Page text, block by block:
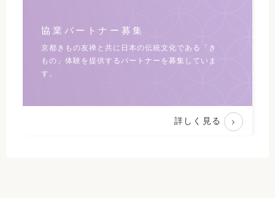
協業パートナー募集
京都きもの友禅と共に日本の伝統文化である
「き
もの」体験を提供するパートナーを募集していま
す。
詳しく見る